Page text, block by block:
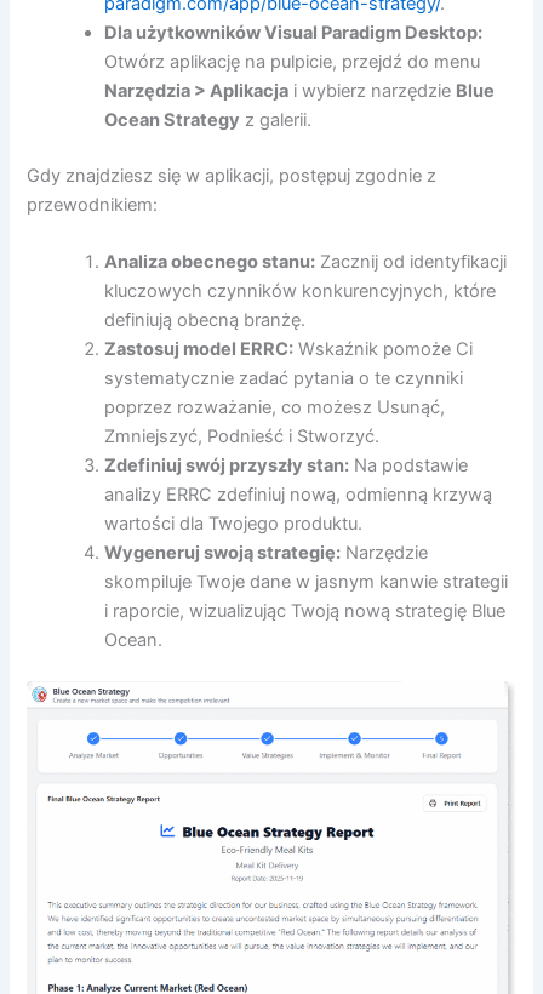
Dla użytkowników Visual Paradigm Desktop:
Otwórz aplikację na pulpicie, przejdź do menu
Narzędzia > Aplikacja i wybierz narzędzie Blue
Ocean Strategy z galerii.
Gdy znajdziesz się w aplikacji, postępuj zgodnie z
przewodnikiem:
Analiza obecnego stanu: Zacznij od identyfikacji
kluczowych czynników konkurencyjnych, które
definiują obecną branżę.
Zastosuj model ERRC: Wskaźnik pomoże Ci
systematycznie zadać pytania o te czynniki
poprzez rozważanie, co możesz Usunąć,
Zmniejszyć, Podnieść i Stworzyć.
Zdefiniuj swój przyszły stan: Na podstawie
analizy ERRC zdefiniuj nową, odmienną krzywą
wartości dla Twojego produktu.
Wygeneruj swoją strategię: Narzędzie
skompiluje Twoje dane w jasnym kanwie strategii
i raporcie, wizualizując Twoją nową strategię Blue
Ocean.